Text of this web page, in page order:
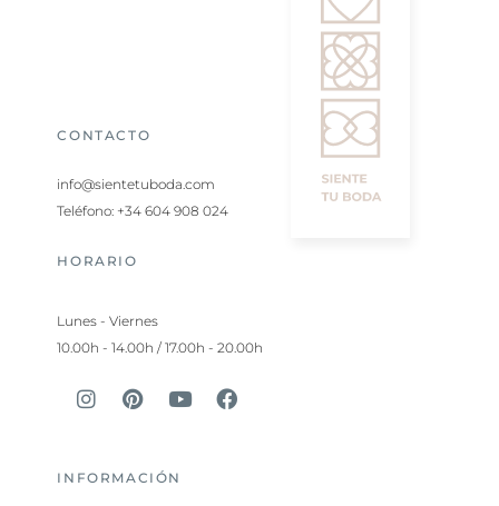
CONTACTO
info@sientetuboda.com
Teléfono: +34 604 908 024
HORARIO
Lunes - Viernes
10.00h - 14.00h / 17.00h - 20.00h
INFORMACIÓN